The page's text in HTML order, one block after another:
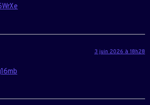
3 juin 2026 à 18h28